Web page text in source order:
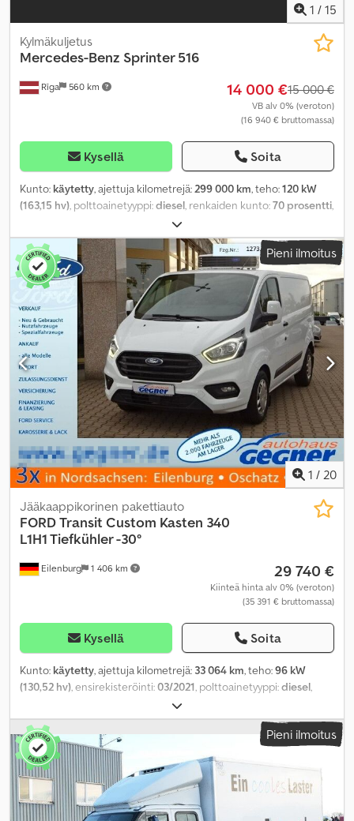
1 / 15
Rīga 560 km
Kylmäkuljetus
Mercedes-Benz Sprinter 516
14 000 €15 000 €
VB alv 0% (veroton)
(16 940 € bruttomassa)
Kysellä Soita
Kunto: käytetty, ajettuja kilometrejä:299 000 km, teho:120 kW
(163,15 hv), polttoainetyyppi:diesel, renkaiden kunto:70 prosentti,
, polttoaine:
vaihteistotyyppi:mekaaninen, päästöluokka:Euro 5, kuormatilan
tilavuus:22 m³, kuormatilan pituus:4 500 mm, lastitilan leveys:
2 250 mm, kuormatilan korkeus:2 150 mm, Valmistusvuosi:2016
Varusteet:
ABS, EBS (Elektroninen jarrujärjestelmä), ilmastointi,
keskuslukitus, sähköinen ikkunansäätö, takalaitanostin,
tehostettu ohjaus , - Ajonestolaite - Ajopiirturi - Kuljettajan
turvatyyny - Monitoiminen ohjauspyörä - Sivuovi - Takaovet Dsdpfx
Aozdz Saji Ijck
Pieni ilmoitus
1 / 20
Eilenburg 1 406 km
Jääkaappikorinen pakettiauto
FORDTransit Custom Kasten 340
L1H1 Tiefkühler -30°
29 740 €
Kiinteä hinta alv 0% (veroton)
(35 391 € bruttomassa)
Kysellä Soita
Kunto: käytetty, ajettuja kilometrejä: 33 064 km, teho:96 kW
(130,52 hv), ensirekisteröinti:03/2021, polttoainetyyppi:diesel,
valkoinen
mekaaninen, päästöluokka:Euro 6, istuimien määrä:3,
kokonaispituus:
4 972 mm 2 032 mm,
kokonaiskorkeus:1 982 mm , kuormatilan pituus:
Valmistusvuosi:2021 , Varusteet:ABS, elektroninen
ajonvakautusjärjestelmä (ESP), ilmastointi, keskuslukitus,
navigointijärjestelmä, noesuodatin,
Pieni ilmoitus